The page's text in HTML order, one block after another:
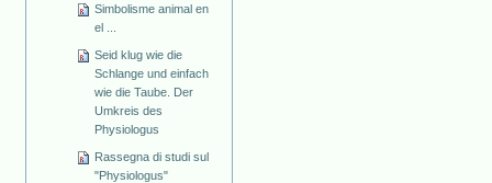
Simbolisme animal en
el ...
Seid klug wie die
Schlange und einfach
wie die Taube. Der
Umkreis des
Physiologus
Rassegna di studi sul
"Physiologus"